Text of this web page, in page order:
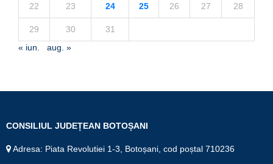
22 23 24 25 26 27 28
29 30
31
« iun.
aug. »
CONSILIUL JUDEȚEAN BOTOȘANI
Adresa: Piata Revolutiei 1-3, Botoșani, cod poștal 710236